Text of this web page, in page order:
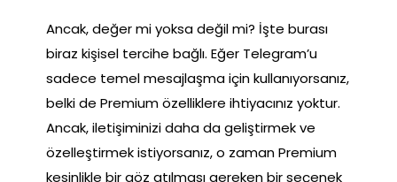
Ancak, değer mi yoksa değil mi? İşte burası
biraz kişisel tercihe bağlı. Eğer Telegram’u
sadece temel mesajlaşma için kullanıyorsanız,
belki de Premium özelliklere ihtiyacınız yoktur.
Ancak, iletişiminizi daha da geliştirmek ve
özelleştirmek istiyorsanız, o zaman Premium
kesinlikle bir göz atılması gereken bir seçenek